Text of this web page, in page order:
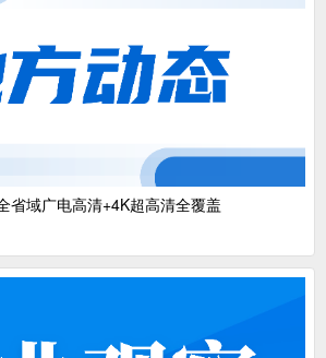
省域广电高清+4K超高清全覆盖